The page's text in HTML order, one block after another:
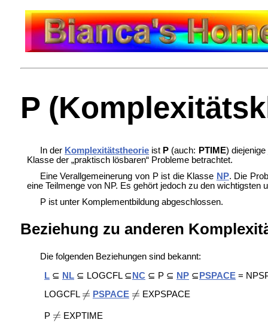
P
In der Komplexitätstheorie ist P (auch: PTIME) diejenige
Klasse der „praktisch lösbaren“ Probleme betrachtet.
Eine Verallgemeinerung von P ist die Klasse NP. Die
eine Teilmenge von NP. Es gehört jedoch zu den
P ist unter Komplementbildung abgeschlossen.
Beziehung zu anderen
Die folgenden Beziehungen sind bekannt:
L⊆ NL⊆ LOGCFL ⊆NC⊆ P ⊆ NP⊆PSPACE=
LOGCFL
PSPACE EXPSPACE
P EXPTIME